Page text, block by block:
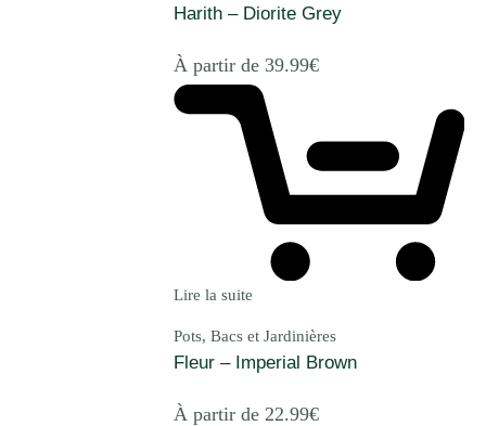
Harith – Diorite Grey
À partir de 39.99€
Lire la suite
Pots, Bacs et Jardinières
Fleur – Imperial Brown
À partir de 22.99€